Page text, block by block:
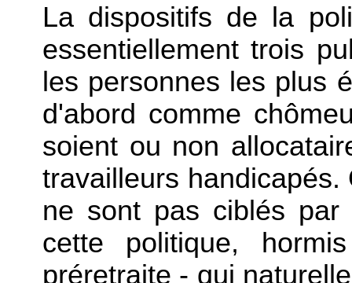
La dispositifs de la
essentiellement trois
les personnes les plus
d'abord comme
soient ou non
travailleurs
ne sont pas ciblés par
cette politique,
préretraite - qui